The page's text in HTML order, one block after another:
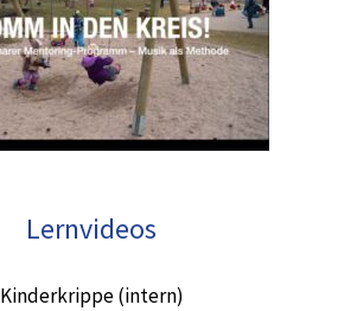
Lernvideos
Kinderkrippe (intern)